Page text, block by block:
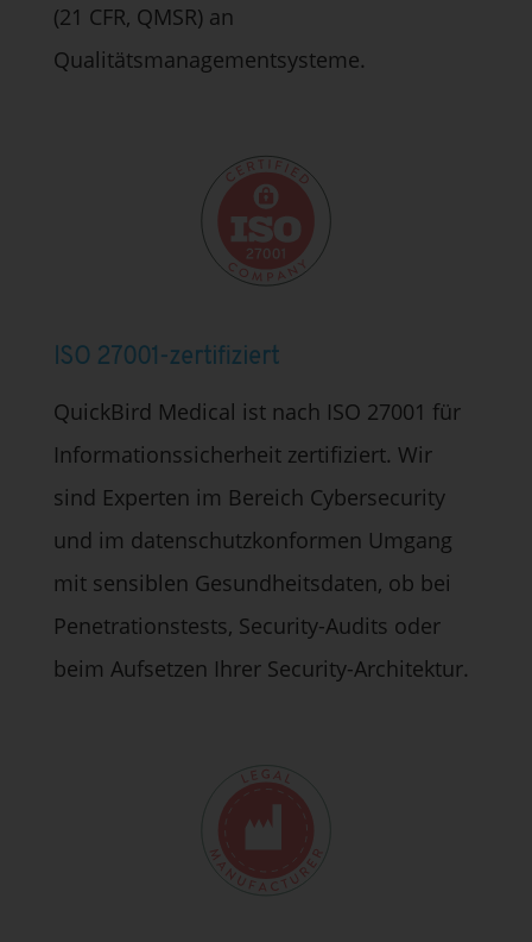
(21 CFR, QMSR) an
Qualitätsmanagementsysteme.
ISO 27001-zertifiziert
QuickBird Medical ist nach ISO 27001 für
Informationssicherheit zertifiziert. Wir
sind Experten im Bereich Cybersecurity
und im datenschutzkonformen Umgang
mit sensiblen Gesundheitsdaten, ob bei
Penetrationstests, Security-Audits oder
beim Aufsetzen Ihrer Security-Architektur.